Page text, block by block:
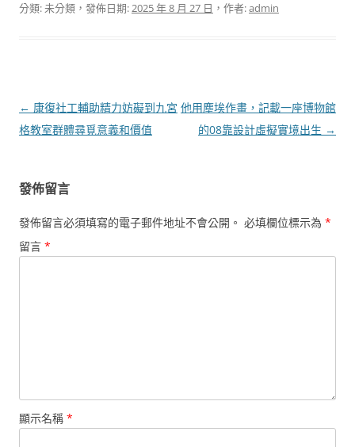
分類: 未分類，發佈日期:2025 年 8 月 27 日 ，作者:admin
文
章
← 康復社工輔助精力妨礙到九宮
格教室群體尋覓意義和價值
他用塵埃作畫，記載一座博物館
的08靠設計虛擬實境出生 →
發佈留言
發佈留言必須填寫的電子郵件地址不會公開。 必填欄位標示為 *
留言 *
顯示名稱 *